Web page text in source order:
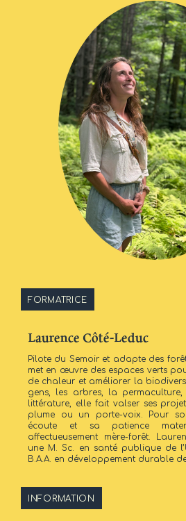
FORMATRICE
Laurence Côté-Leduc
Pilote du Semoir et adapte des
met en œuvre des espaces verts
de chaleur et améliorer la
gens, les arbres, la
littérature, elle fait valser ses
plume ou un porte-voix. Pour
écoute et sa patience
affectueusement mère-forêt.
une M. Sc. en santé publique de
B.A.A. en développement durable
INFORMATION